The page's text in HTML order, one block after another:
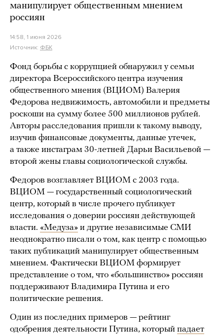
манипулирует общественным мнением
россиян
14:58, 1 июня 2026
Источник: ФБК
Фонд борьбы с коррупцией обнаружил у семьи
директора Всероссийского центра изучения
общественного мнения (ВЦИОМ) Валерия
Федорова недвижимость, автомобили и предметы
роскоши на сумму более 500 миллионов рублей.
Авторы расследования пришли к такому выводу,
изучив финансовые документы, данные утечек,
а также инстаграм 30-летней Дарьи Васильевой —
второй жены главы социологической службы.
Федоров возглавляет ВЦИОМ с 2003 года.
ВЦИОМ — государственный социологический
центр, который в числе прочего публикует
исследования о доверии россиян действующей
власти. «Медуза» и другие независимые СМИ
неоднократно писали о том, как центр с помощью
таких публикаций манипулирует общественным
мнением. Фактически ВЦИОМ формирует
представление о том, что «большинство» россиян
поддерживают Владимира Путина и его
политические решения.
Один из последних примеров — рейтинг
одобрения деятельности Путина, который падает